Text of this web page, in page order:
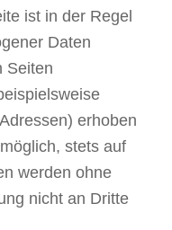
ist in der Regel
Daten
Seiten
erhoben
stets auf
werden ohne
nicht an Dritte